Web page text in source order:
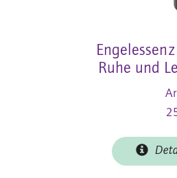
Ruhe und